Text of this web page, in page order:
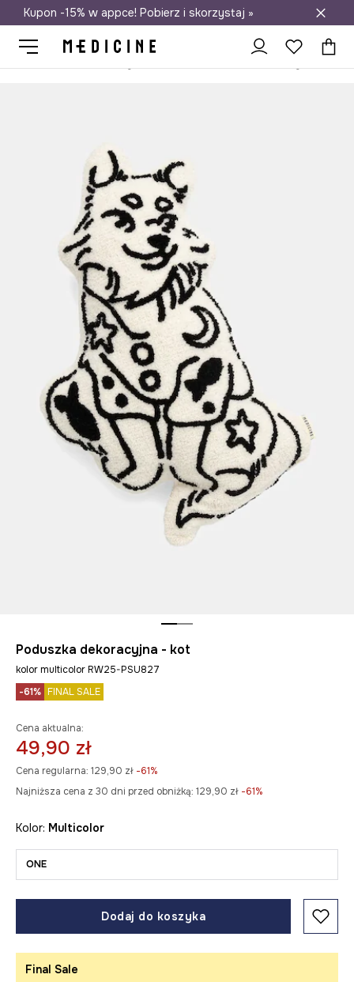
Darmowa dostawa do salonów
Kupon -15% w appce! Pobierz i skorzystaj »
Poduszka dekoracyjna - kot
kolor multicolor RW25-PSU827
-61% FINAL SALE
Cena aktualna:
49,90 zł
Cena regularna: 129,90 zł -61%
Najniższa cena z 30 dni przed obniżką: 129,90 zł -61%
Kolor: multicolor
ONE
Dodaj do koszyka
Final Sale